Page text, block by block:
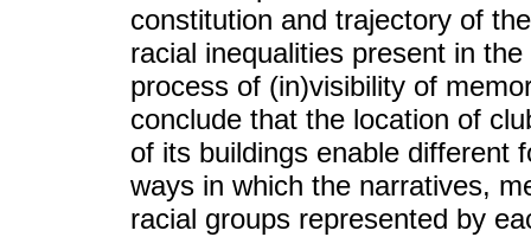
constitution and trajectory of
racial inequalities present in
process of (in)visibility of
conclude that the location of
of its buildings enable different
ways in which the narratives,
racial groups represented by